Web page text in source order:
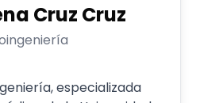
Cruz Cruz
especializada